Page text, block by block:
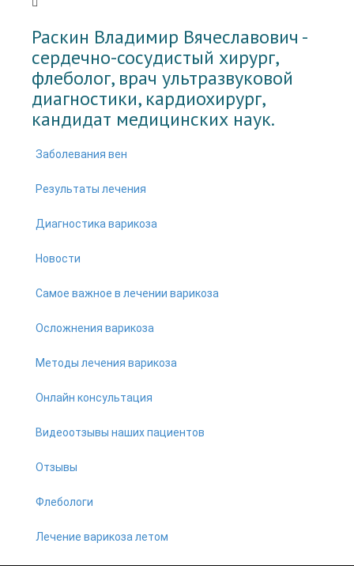
Раскин Владимир Вячеславович -
cердечно-сосудистый хирург,
флеболог, врач ультразвуковой
диагностики, кардиохирург,
кандидат медицинских наук.
Заболевания вен
Результаты лечения
Диагностика варикоза
Новости
Самое важное в лечении варикоза
Осложнения варикоза
Методы лечения варикоза
Онлайн консультация
Видеоотзывы наших пациентов
Отзывы
Флебологи
Лечение варикоза летом